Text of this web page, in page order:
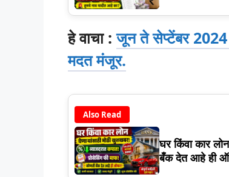
हे वाचा :जून ते सेप्टेंबर 2024
मदत मंजूर.
Also Read
घर किंवा कार
बँक देत आहे ही